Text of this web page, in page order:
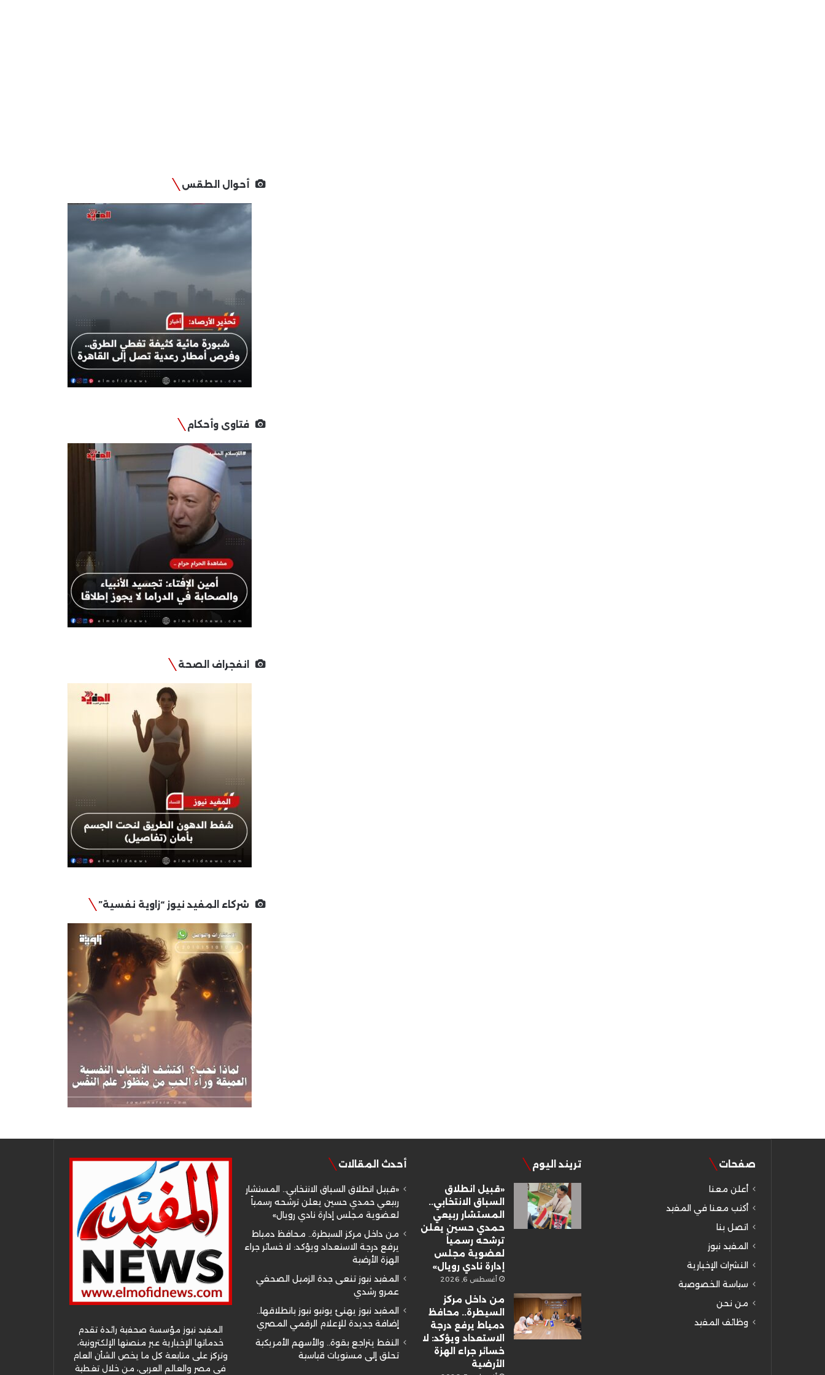
أحوال الطقس
فتاوى وأحكام
انفجراف الصحة
شركاء المفيد نيوز “زاوية نفسية”
صفحات
أعلن معنا
أكتب معنا في المفيد
اتصل بنا
المفيد نيوز
النشرات الإخبارية
سياسة الخصوصية
من نحن
وظائف المفيد
تريند اليوم
«قبيل انطلاق
السباق الانتخابي..
المستشار ربيعي
حمدي حسين يعلن
ترشحه رسمياً
لعضوية مجلس
إدارة نادي رويال»
أغسطس 6, 2026
من داخل مركز
السيطرة.. محافظ
دمياط يرفع درجة
الاستعداد ويؤكد: لا
خسائر جراء الهزة
الأرضية
أحدث المقالات
«قبيل انطلاق السباق الانتخابي.. المستشار
ربيعي حمدي حسين يعلن ترشحه رسمياً
لعضوية مجلس إدارة نادي رويال»
من داخل مركز السيطرة.. محافظ دمياط
يرفع درجة الاستعداد ويؤكد: لا خسائر جراء
الهزة الأرضية
المفيد نيوز تنعى جدة الزميل الصحفي
عمرو رشدي
المفيد نيوز يهنئ يونيو نيوز بانطلاقها..
إضافة جديدة للإعلام الرقمي المصري
النفط يتراجع بقوة.. والأسهم الأمريكية
تحلق إلى مستويات قياسية
المفيد نيوز مؤسسة صحفية رائدة تقدم
خدماتها الإخبارية عبر منصتها الإلكترونية،
وتركز على متابعة كل ما يخص الشأن العام
في مصر والعالم العربي، من خلال تغطية